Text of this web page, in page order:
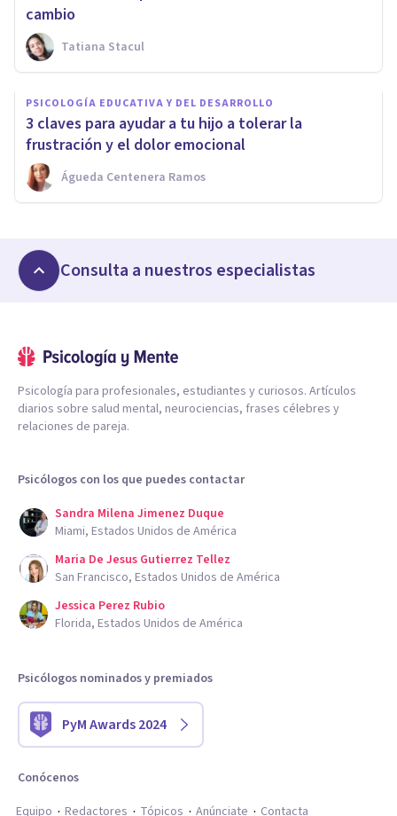
cambio
Tatiana Stacul
PSICOLOGÍA EDUCATIVA Y DEL DESARROLLO
3 claves para ayudar a tu hijo a tolerar la
frustración y el dolor emocional
Águeda Centenera Ramos
Consulta a nuestros especialistas
Psicología para profesionales, estudiantes y curiosos. Artículos
diarios sobre salud mental, neurociencias, frases célebres y
relaciones de pareja.
Psicólogos con los que puedes contactar
Sandra Milena Jimenez Duque
Miami, Estados Unidos de América
Maria De Jesus Gutierrez Tellez
San Francisco, Estados Unidos de América
Jessica Perez Rubio
Florida, Estados Unidos de América
Psicólogos nominados y premiados
PyM Awards 2024
Conócenos
Equipo
Redactores Tópicos Anúnciate Contacta